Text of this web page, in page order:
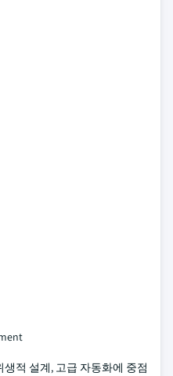
생적 설계, 고급 자동화에 중점